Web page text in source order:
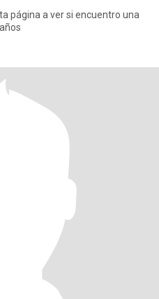
página a ver si encuentro una